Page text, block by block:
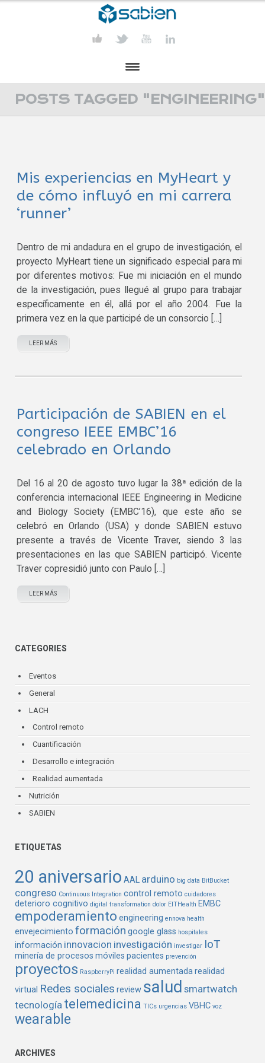
PRESENTACIÓN
ACTIVIDADES
COMUNICACIÓN
POSTS TAGGED "ENGINEERING"
Mis experiencias en MyHeart y
de cómo influyó en mi carrera
‘runner’
Dentro de mi andadura en el grupo de investigación, el
proyecto MyHeart tiene un significado especial para mi
por diferentes motivos: Fue mi iniciación en el mundo
de la investigación, pues llegué al grupo para trabajar
específicamente en él, allá por el año 2004. Fue la
primera vez en la que participé de un consorcio […]
LEER MÁS
Participación de SABIEN en el
congreso IEEE EMBC’16
celebrado en Orlando
Del 16 al 20 de agosto tuvo lugar la 38ª edición de la
conferencia internacional IEEE Engineering in Medicine
and Biology Society (EMBC’16), que este año se
celebró en Orlando (USA) y donde SABIEN estuvo
presente a través de Vicente Traver, siendo 3 las
presentaciones en las que SABIEN participó. Vicente
Traver copresidió junto con Paulo […]
LEER MÁS
CATEGORIES
Eventos
General
LACH
Control remoto
Cuantificación
Desarrollo e integración
Realidad aumentada
Nutrición
SABIEN
ETIQUETAS
20 aniversario AAL arduino big data BitBucket
congreso Continuous Integration control remoto cuidadores
deterioro cognitivo digital transformation dolor EITHealth EMBC
empoderamiento engineering ennova health
envejecimiento formación google glass hospitales
información innovacion investigación investigar IoT
minería de procesos móviles pacientes prevención
proyectos RaspberryPi realidad aumentadarealidad
virtual Redes sociales review salud smartwatch
tecnología telemedicina TICs urgencias VBHC voz
wearable
ARCHIVES